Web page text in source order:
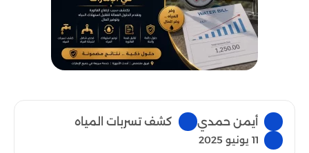
أيمن حمدي كشف تسربات المياه
11 يونيو 2025